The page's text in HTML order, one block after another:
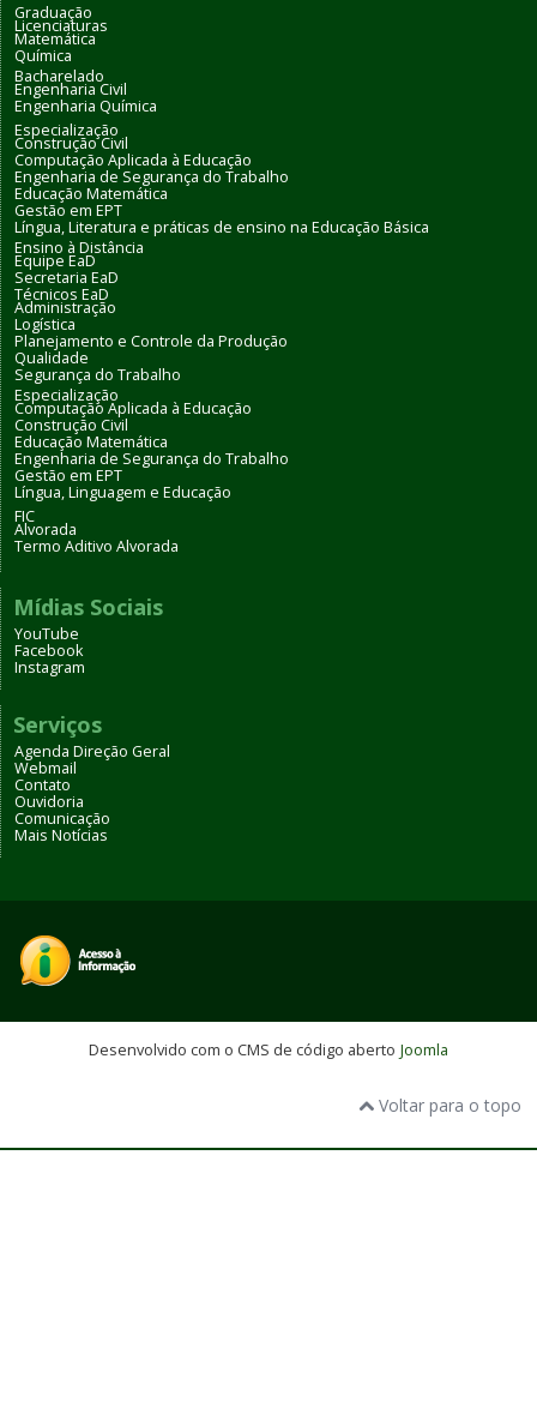
Graduação
Licenciaturas
Matemática
Química
Bacharelado
Engenharia Civil
Engenharia Química
Especialização
Construção Civil
Computação Aplicada à Educação
Engenharia de Segurança do Trabalho
Educação Matemática
Gestão em EPT
Língua, Literatura e práticas de ensino na Educação Básica
Ensino à Distância
Equipe EaD
Secretaria EaD
Técnicos EaD
Administração
Logística
Planejamento e Controle da Produção
Qualidade
Segurança do Trabalho
Especialização
Computação Aplicada à Educação
Construção Civil
Educação Matemática
Engenharia de Segurança do Trabalho
Gestão em EPT
Língua, Linguagem e Educação
FIC
Alvorada
Termo Aditivo Alvorada
Mídias Sociais
YouTube
Facebook
Instagram
Serviços
Agenda Direção Geral
Webmail
Contato
Ouvidoria
Comunicação
Mais Notícias
Desenvolvido com o CMS de código aberto Joomla
Voltar para o topo